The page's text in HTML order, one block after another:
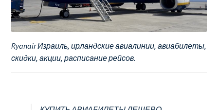
Ryanair Израиль, ирландские авиалинии, авиабилеты,
скидки, акции, расписание рейсов.